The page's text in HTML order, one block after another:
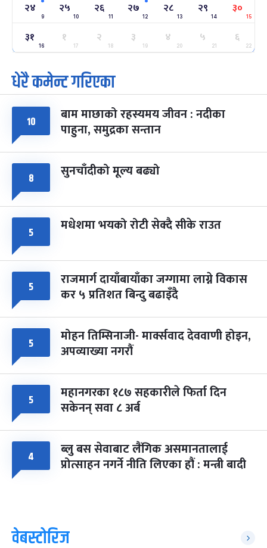
सोम फाल्गुन २४, २०८३- Mar 8, 2027
२५
मंगल
ग्याल्पो ल्होसार
फाल्गुन २५, २०८३ Mar 9, 2027
७ महिना बाँकी
७
आइत
पूर्णिमा व्रत
चैत्र ७, २०८३-Mar 21, 2027
८ फागुपूर्णिमा
चैत्र ८, २०८३-Mar 22, 2027
७ महिना बाँकी
२४
9
२५
10
२६
11
२७
12
२८
13
२९
14
३०
15
३१
16
१
17
२
18
३
19
४
20
५
21
६
22
धेरै कमेन्ट गरिएका
१० बाम माछाको रहस्यमय जीवन : नदीका
पाहुना, समुद्रका सन्तान
८ सुनचाँदीको मूल्य बढ्यो
५ मधेशमा भयको रोटी सेक्दै सीके राउत
५ राजमार्ग दायाँबायाँका जग्गामा लाग्ने विकास
कर ५ प्रतिशत बिन्दु बढाइँदै
५ मोहन तिम्सिनाजी- मार्क्सवाद देववाणी होइन,
अपव्याख्या नगरौं
५ महानगरका १८७ सहकारीले फिर्ता दिन
सकेनन् सवा ८ अर्ब
४ ब्लु बस सेवाबाट लैंगिक असमानतालाई
प्रोत्साहन नगर्ने नीति लिएका हौं : मन्त्री बादी
वेबस्टोरिज